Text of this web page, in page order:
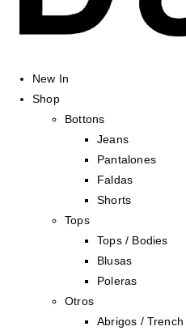
New In
Shop
Bottons
Jeans
Pantalones
Faldas
Shorts
Tops
Tops / Bodies
Blusas
Poleras
Otros
Abrigos / Trench